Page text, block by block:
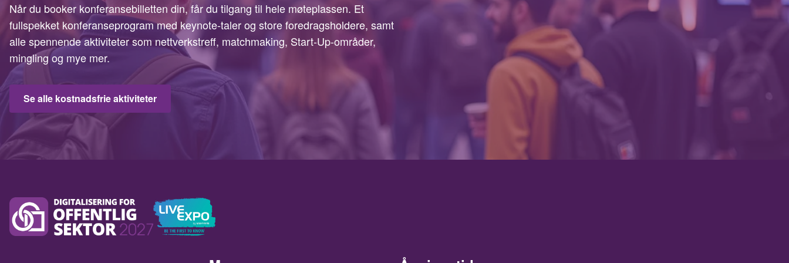
Når du booker konferansebilletten din, får du tilgang til hele møteplassen. Et
fullspekket konferanseprogram med keynote-taler og store foredragsholdere, samt
alle spennende aktiviteter som nettverkstreff, matchmaking, Start-Up-områder,
mingling og mye mer.
Se alle kostnadsfrie aktiviteter